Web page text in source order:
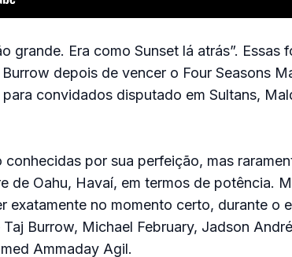
grande. Era como Sunset lá atrás”. Essas
depois de vencer o Four Seasons
convidados disputado em Sultans,
por sua perfeição, mas
de Oahu, Havaí, em termos de potência.
exatamente no momento certo, durante o
Burrow, Michael February, Jadson
Ammaday Agil.